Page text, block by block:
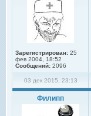
Зарегистрирован: 25
фев 2004, 18:52
Сообщений: 2096
03 дек 2015, 23:13
Филипп